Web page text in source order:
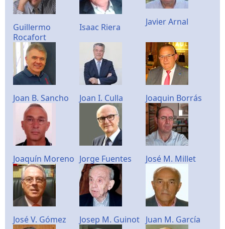
Guillermo
Rocafort
Isaac Riera Javier Arnal
Joan B. Sancho Joan I. Culla Joaquin Borrás
Joaquín Moreno Jorge Fuentes José M. Millet
José V. Gómez Josep M. Guinot Juan M. García